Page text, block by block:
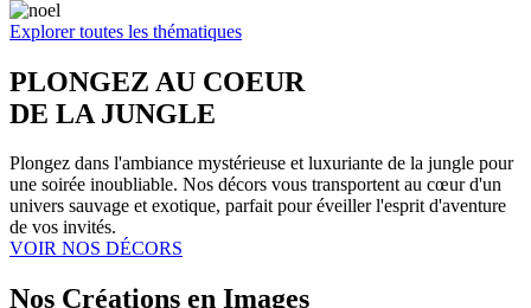
Explorer toutes les thématiques
PLONGEZ AU COEUR
DE LA JUNGLE
Plongez dans l'ambiance mystérieuse et luxuriante de la jungle pour
une soirée inoubliable. Nos décors vous transportent au cœur d'un
univers sauvage et exotique, parfait pour éveiller l'esprit d'aventure
de vos invités.
VOIR NOS DÉCORS
Nos Créations en Images